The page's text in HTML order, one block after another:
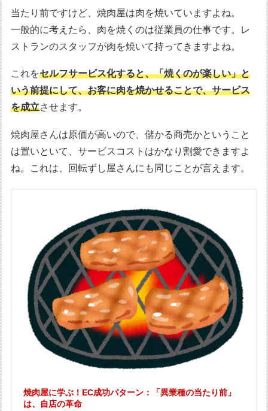
当たり前ですけど、焼肉屋は肉を焼いていますよね。
一般的に考えたら、肉を焼くのは従業員の仕事です。レ
ストランのスタッフが肉を焼いて持ってきますよね。
これをセルフサービス化すると、「焼くのが楽しい」と
いう前提にして、お客に肉を焼かせることで、サービス
を成立させます。
焼肉屋さんは原価が高いので、儲かる商売かということ
は置いといて、サービスコストはかなり割愛できますよ
ね。これは、回転ずし屋さんにも同じことが言えます。
焼肉屋に学ぶ！EC成功パターン：「異業種の当たり前」
は、自店の革命